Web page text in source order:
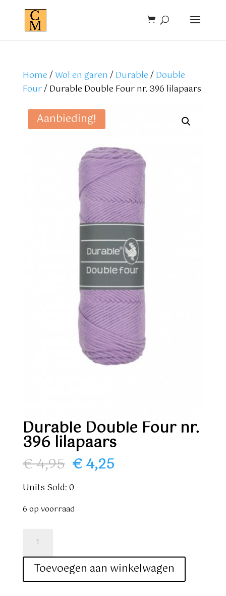
Home/Wol en garen /Durable/Double
Four/ Durable Double Four nr. 396 lilapaars
Aanbieding!
Durable Double Four nr.
396 lilapaars
€4,95 Oorspronkelijke
prijs
was:
€ 4,95.
€4,25Huidige
Units Sold: 0
6 op voorraad
Double
FourToevoegen aan winkelwagen